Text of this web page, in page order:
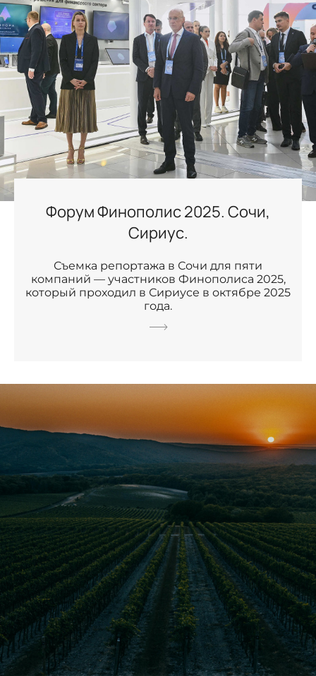
Форум Финополис 2025. Сочи,
Сириус.
Съемка репортажа в Сочи для пяти
компаний — участников Финополиса 2025,
который проходил в Сириусе в октябре 2025
года.